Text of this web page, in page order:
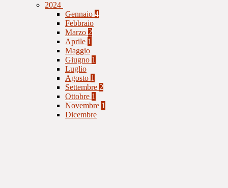
2024
Gennaio 4
Febbraio
Marzo 2
Aprile 1
Maggio
Giugno 1
Luglio
Agosto 1
Settembre 2
Ottobre 1
Novembre 1
Dicembre